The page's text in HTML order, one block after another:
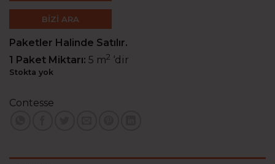
BİZİ ARA
Paketler Halinde Satılır.
1 Paket Miktarı: 5 m2 ‘dir
Stokta yok
Contesse